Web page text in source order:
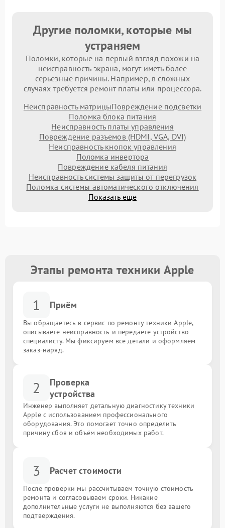
Другие поломки, которые мы
устраняем
Поломки, которые на первый взгляд похожи на
неисправность экрана, могут иметь более
серьезные причины. Например, в сложных
случаях требуется ремонт платы или процессора.
Неисправность матрицыПовреждение подсветки
Поломка блока питания
Неисправность платы управления
Повреждение разъемов (HDMI, VGA, DVI)
Неисправность кнопок управления
Поломка инвертора
Повреждение кабеля питания
Неисправность системы защиты от перегрузок
Поломка системы автоматического отключения
Показать еще
Этапы ремонта техники Apple
1 Приём
Вы обращаетесь в сервис по ремонту техники Apple,
описываете неисправность и передаёте устройство
специалисту. Мы фиксируем все детали и оформляем
заказ-наряд.
2
Проверка
устройства
Инженер выполняет детальную диагностику техники
Apple с использованием профессионального
оборудования. Это помогает точно определить
причину сбоя и объём необходимых работ.
3 Расчет стоимости
После проверки мы рассчитываем точную стоимость
ремонта и согласовываем сроки. Никакие
дополнительные услуги не выполняются без вашего
подтверждения.